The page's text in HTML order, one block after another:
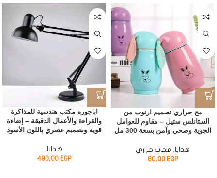
مج حراري تصميم ارنوب من
الستانلس ستيل – مقاوم للعوامل
الجوية وصحي وآمن بسعة 300 مل
هدايا , مجات حراري
80,00 EGP
اباجوره مكتب هندسية للمذاكرة
والقراءة والأعمال الدقيقة – إضاءة
قوية وتصميم عصري باللون الأسود
هدايا
490,00 EGP